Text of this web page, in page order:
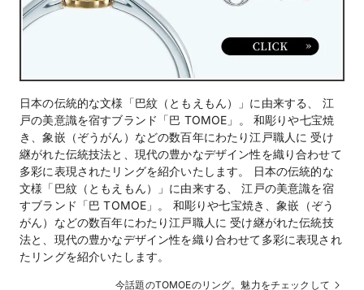
日本の伝統的な文様「巴紋（ともえもん）」に由来する、 江
戸の美意識を宿すブランド「巴 TOMOE」。 和彫りや七宝焼
き、象嵌（ぞうがん）などの数百年にわたり江戸職人に 受け
継がれた伝統技法と、現代の豊かなデザイン性を織り合わせて
多彩に表現されたリングを紹介いたします。 日本の伝統的な
文様「巴紋（ともえもん）」に由来する、 江戸の美意識を宿
すブランド「巴 TOMOE」。 和彫りや七宝焼き、象嵌（ぞう
がん）などの数百年にわたり江戸職人に 受け継がれた伝統技
法と、現代の豊かなデザイン性を織り合わせて多彩に表現され
たリングを紹介いたします。
今話題のTOMOEのリング。魅力をチェックして